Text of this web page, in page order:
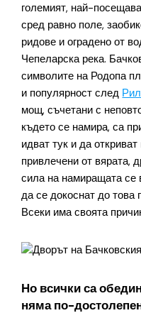
големият, най-
сред равно поле,
ридове и оградено от
Чепеларска река.
символите на Родопа
и популярност след
мощ, съчетани с
където се намира, са
идват тук и да
привлечени от вярата,
сила на намиращата се
да се докоснат до това
Всеки има своята
Но всички са
няма по-